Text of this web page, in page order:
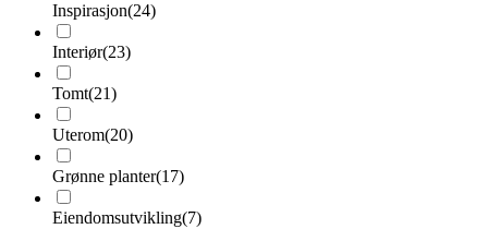
Inspirasjon(24)
Interiør(23)
Tomt(21)
Uterom(20)
Grønne planter(17)
Eiendomsutvikling(7)